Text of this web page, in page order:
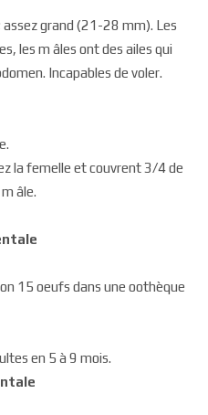
grand (21-28 mm). Les
les m âles ont des ailes qui
Incapables de voler.
la femelle et couvrent 3/4 de
âle.
15 oeufs dans une oothèque
en 5 à 9 mois.